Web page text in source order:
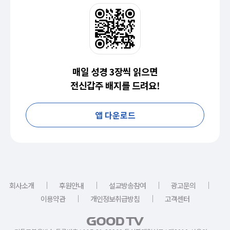
매일 성경 3장씩 읽으면
전신갑주 배지를 드려요!
앱 다운로드
회사소개 ｜ 후원안내 ｜ 설교방송참여 ｜ 광고문의
｜
이용약관
｜ 개인정보취급방침 ｜ 고객센터